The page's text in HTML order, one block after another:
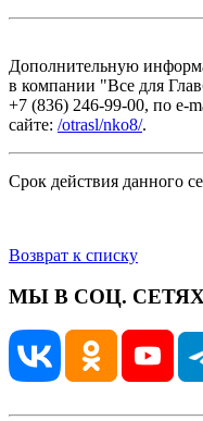
Дополнительную
в компании "Все для
+7 (836) 246-99-00, по e-
сайте: /otrasl/nko8/.
Срок действия данного
Возврат к списку
МЫ В СОЦ.